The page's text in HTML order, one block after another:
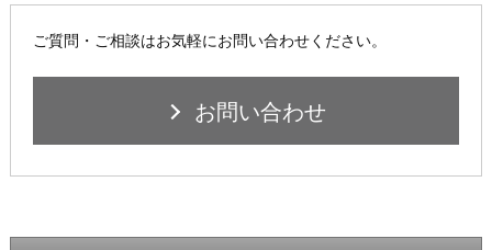
ご質問・ご相談はお気軽にお問い合わせください。
お問い合わせ